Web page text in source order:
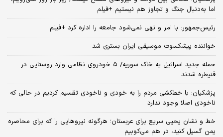
اما به‌دنبال جنگ و تجاوز هم نیستیم +فیلم
رئیس‌جمهور: با امر و نهی نمی‌شود جامعه را اداره کرد +فیلم
خواننده پیشکسوت موسیقی ایران بستری شد
حمله جدید اسرائیل به خاک سوریه/ ۵ خودروی نظامی وارد روستایی در
قنیطره شدند
پزشکیان: با خط‌کشی مردم را به خودی و ناخودی تقسیم کردیم در حالی که
ناخودی اصلا وجود ندارد
خط و نشان یحیی سریع برای عربستان؛ هرگونه نیروهایی را که برای محاصره
یمن گسیل کنید، در هم می‌کوبیم